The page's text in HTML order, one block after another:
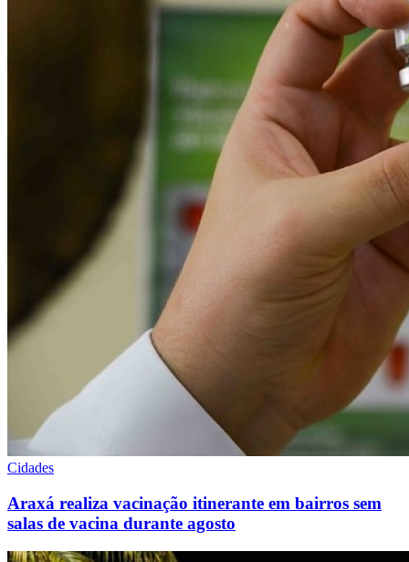
Cidades
Araxá realiza vacinação itinerante em bairros sem
salas de vacina durante agosto